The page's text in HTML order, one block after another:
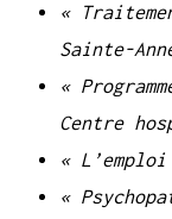
«
Sainte-
«
Centre
« L’emploi
«